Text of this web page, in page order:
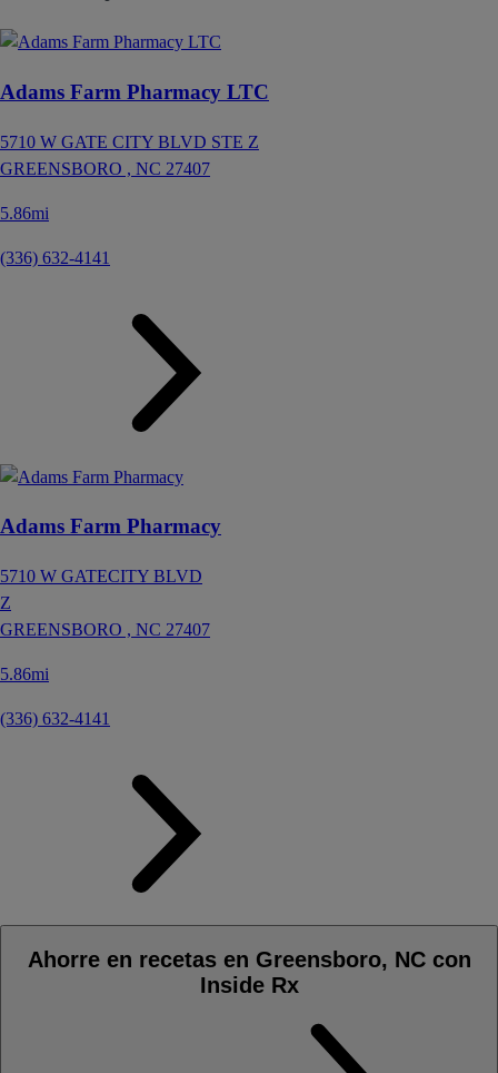
Adams Farm Pharmacy LTC
5710 W GATE CITY BLVD STE Z
GREENSBORO , NC 27407
5.86mi
(336) 632-4141
Adams Farm Pharmacy
5710 W GATECITY BLVD
Z
GREENSBORO , NC 27407
5.86mi
(336) 632-4141
Ahorre en recetas en Greensboro, NC con
Inside Rx